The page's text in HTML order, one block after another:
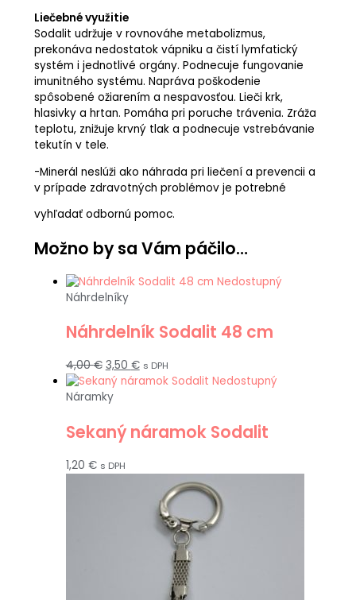
Liečebné využitie
Sodalit udržuje v rovnováhe metabolizmus,
prekonáva nedostatok vápniku a čistí lymfatický
systém i jednotlivé orgány. Podnecuje fungovanie
imunitného systému. Napráva poškodenie
spôsobené ožiarením a nespavosťou. Lieči krk,
hlasivky a hrtan. Pomáha pri poruche trávenia. Zráža
teplotu, znižuje krvný tlak a podnecuje vstrebávanie
tekutín v tele.
-Minerál neslúži ako náhrada pri liečení a prevencii a
v prípade zdravotných problémov je potrebné
vyhľadať odbornú pomoc.
Možno by sa Vám páčilo…
Nedostupný
Náhrdelníky
Náhrdelník Sodalit 48 cm
4,00€ 3,50 € s DPH
Nedostupný
Náramky
Sekaný náramok Sodalit
1,20 € s DPH